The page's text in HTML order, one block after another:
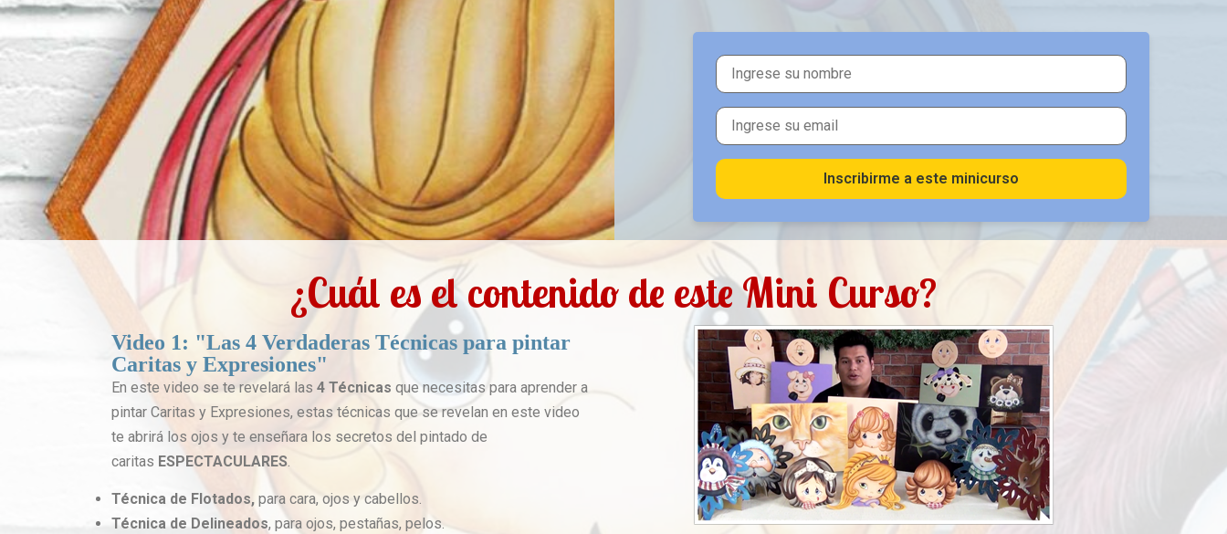
Inscribirme a este minicurso
¿Cuál es el contenido de este Mini Curso?
Video 1: "Las 4 Verdaderas Técnicas para pintar
Caritas y Expresiones"
En este video se te revelará las 4 Técnicas que necesitas para aprender a
pintar Caritas y Expresiones, estas técnicas que se revelan en este video
te abrirá los ojos y te enseñara los secretos del pintado de
caritas ESPECTACULARES.
Técnica de Flotados, para cara, ojos y cabellos.
Técnica de Delineados, para ojos, pestañas, pelos.